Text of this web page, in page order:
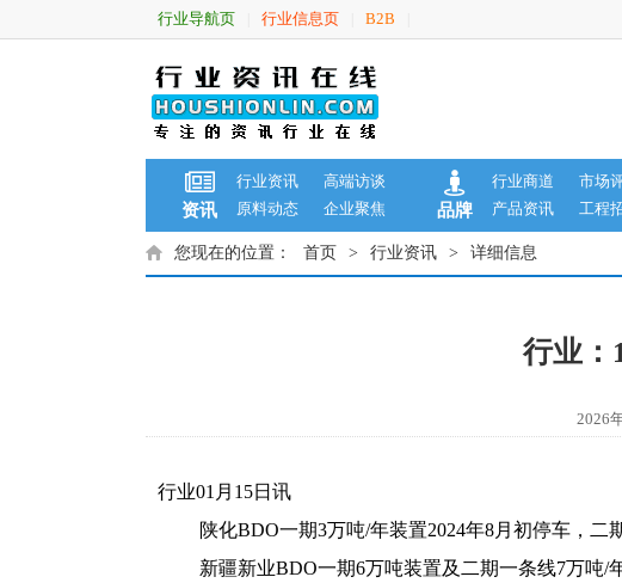
行业导航页 行业信息页 B2B
资讯
行业资讯
高端访谈
原料动态
企业聚焦 品牌
行业商道
市场
产品资讯
工程
您现在的位置： 首页 > 行业资讯 > 详细信息
行业：
2026
行业01月15日讯
陕化BDO一期3万吨/年装置2024年8月初停车，二
新疆新业BDO一期6万吨装置及二期一条线7万吨/